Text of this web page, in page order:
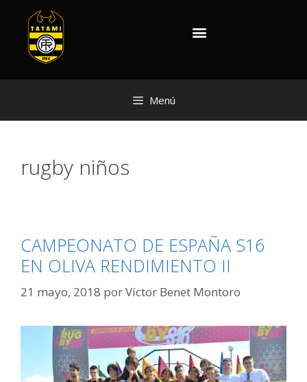
Menú
rugby niños
CAMPEONATO DE ESPAÑA S16
EN OLIVA RENDIMIENTO II
21 mayo, 2018 porVíctor Benet Montoro